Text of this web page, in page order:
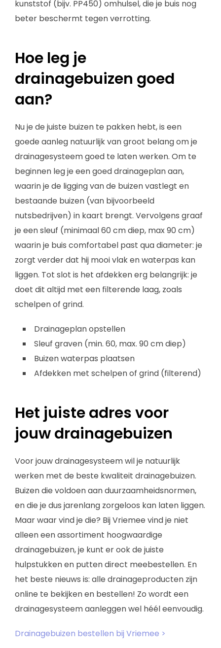
kunststof (bijv. PP450) omhulsel, die je buis nog
beter beschermt tegen verrotting.
Hoe leg je
drainagebuizen goed
aan?
Nu je de juiste buizen te pakken hebt, is een
goede aanleg natuurlijk van groot belang om je
drainagesysteem goed te laten werken. Om te
beginnen leg je een goed drainageplan aan,
waarin je de ligging van de buizen vastlegt en
bestaande buizen (van bijvoorbeeld
nutsbedrijven) in kaart brengt. Vervolgens graaf
je een sleuf (minimaal 60 cm diep, max 90 cm)
waarin je buis comfortabel past qua diameter: je
zorgt verder dat hij mooi vlak en waterpas kan
liggen. Tot slot is het afdekken erg belangrijk: je
doet dit altijd met een filterende laag, zoals
schelpen of grind.
Drainageplan opstellen
Sleuf graven (min. 60, max. 90 cm diep)
Buizen waterpas plaatsen
Afdekken met schelpen of grind (filterend)
Het juiste adres voor
jouw drainagebuizen
Voor jouw drainagesysteem wil je natuurlijk
werken met de beste kwaliteit drainagebuizen.
Buizen die voldoen aan duurzaamheidsnormen,
en die je dus jarenlang zorgeloos kan laten liggen.
Maar waar vind je die? Bij Vriemee vind je niet
alleen een assortiment hoogwaardige
drainagebuizen, je kunt er ook de juiste
hulpstukken en putten direct meebestellen. En
het beste nieuws is: alle drainageproducten zijn
online te bekijken en bestellen! Zo wordt een
drainagesysteem aanleggen wel héél eenvoudig.
Drainagebuizen bestellen bij Vriemee >